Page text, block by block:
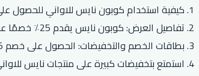
1. كيفية استخدام كوبون نايس للاواني للحصول على خصومات تصل إلى 25٪
2. تفاصيل العرض: كوبون نايس يقدم 25٪ خصمًا على جميع منتجات الموقع
3. بطاقات الخصم والتخفيضات: الحصول على خصم 25٪ على كل المنتجات
4. استمتع بتخفيضات كبيرة على منتجات نايس للاواني مع كوبونات الخصم الحصرية